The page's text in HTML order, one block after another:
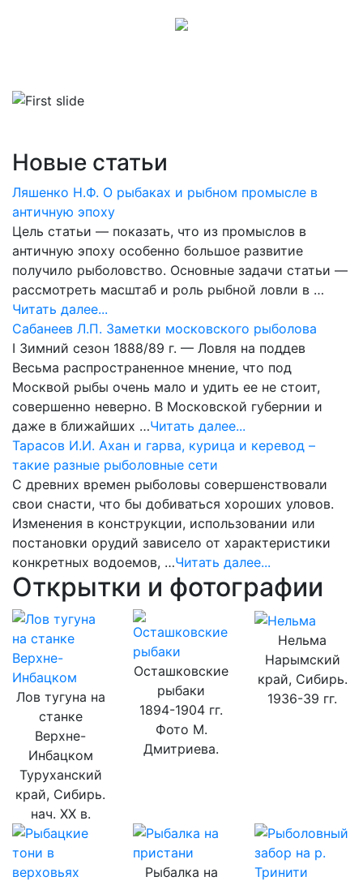
Новые статьи
Ляшенко Н.Ф. О рыбаках и рыбном промысле в
античную эпоху
Цель статьи — показать, что из промыслов в
античную эпоху особенно большое развитие
получило рыболовство. Основные задачи статьи —
рассмотреть масштаб и роль рыбной ловли в …
Читать далее...
Сабанеев Л.П. Заметки московского рыболова
I Зимний сезон 1888/89 г. — Ловля на поддев
Весьма распространенное мнение, что под
Москвой рыбы очень мало и удить ее не стоит,
совершенно неверно. В Московской губернии и
даже в ближайших …Читать далее...
Тарасов И.И. Ахан и гарва, курица и керевод –
такие разные рыболовные сети
С древних времен рыболовы совершенствовали
свои снасти, что бы добиваться хороших уловов.
Изменения в конструкции, использовании или
постановки орудий зависело от характеристики
конкретных водоемов, …Читать далее...
Открытки и фотографии
Лов тугуна на
станке
Верхне-
Инбацком
Туруханский
край, Сибирь.
нач. ХХ в.
Осташковские
рыбаки
1894-1904 гг.
Фото М.
Дмитриева.
Нельма
Нарымский
край, Сибирь.
1936-39 гг.
Рыбалка на